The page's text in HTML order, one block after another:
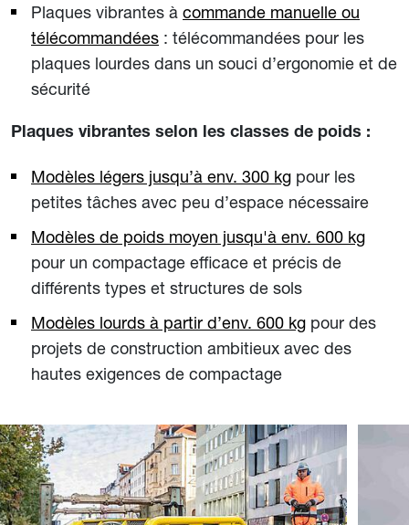
Plaques vibrantes à commande manuelle ou
télécommandées : télécommandées pour les
plaques lourdes dans un souci d’ergonomie et de
sécurité
Plaques vibrantes selon les classes de poids :
Modèles légers jusqu’à env. 300 kg pour les
petites tâches avec peu d’espace nécessaire
Modèles de poids moyen jusqu'à env. 600 kg
pour un compactage efficace et précis de
différents types et structures de sols
Modèles lourds à partir d’env. 600 kg pour des
projets de construction ambitieux avec des
hautes exigences de compactage